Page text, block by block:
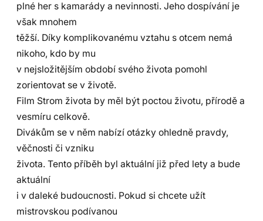
plné her s kamarády a nevinnosti. Jeho dospívání je
však mnohem
těžší. Díky komplikovanému vztahu s otcem nemá
nikoho, kdo by mu
v nejsložitějším období svého života pomohl
zorientovat se v životě.
Film Strom života by měl být poctou životu, přírodě a
vesmíru celkově.
Divákům se v něm nabízí otázky ohledně pravdy,
věčnosti či vzniku
života. Tento příběh byl aktuální již před lety a bude
aktuální
i v daleké budoucnosti. Pokud si chcete užít
mistrovskou podívanou